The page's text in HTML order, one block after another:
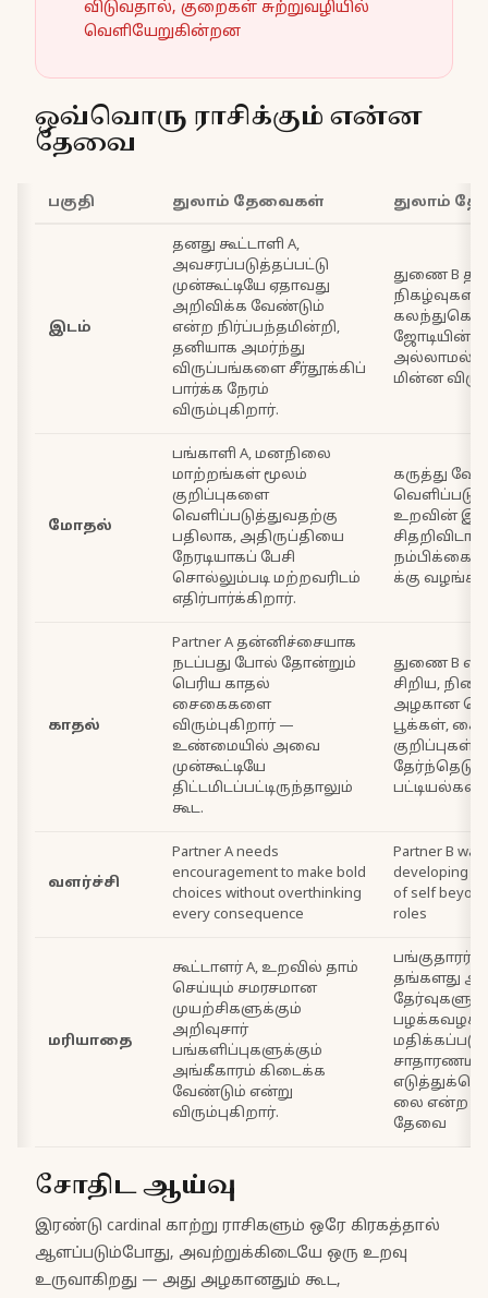
விடுவதால், குறைகள் சுற்றுவழியில்
வெளியேறுகின்றன
ஒவ்வொரு ராசிக்கும் என்ன
தேவை
பகுதி துலாம் தேவைகள் துலாம்
இடம்
தனது கூட்டாளி A,
அவசரப்படுத்தப்பட்டு
முன்கூட்டியே ஏதாவது
அறிவிக்க வேண்டும்
என்ற நிர்ப்பந்தமின்றி,
தனியாக அமர்ந்து
விருப்பங்களை சீர்தூக்கிப்
பார்க்க நேரம்
விரும்புகிறார்.
துணை B
ஜோடியின்
அல்லாமல்
மின்ன
மோதல்
பங்காளி A, மனநிலை
மாற்றங்கள் மூலம்
குறிப்புகளை
வெளிப்படுத்துவதற்கு
பதிலாக, அதிருப்தியை
நேரடியாகப் பேசி
சொல்லும்படி மற்றவரிடம்
எதிர்பார்க்கிறார்.
கருத்து
உறவின்
க்கு வழங்க
காதல்
Partner A தன்னிச்சையாக
நடப்பது போல் தோன்றும்
பெரிய காதல்
சைகைகளை
விரும்புகிறார் —
உண்மையில் அவை
முன்கூட்டியே
திட்டமிடப்பட்டிருந்தாலும்
கூட.
துணை B
சிறிய,
அழகான
பூக்கள்,
பட்டியல்கள்
வளர்ச்சி
Partner A needs
encouragement to make bold
choices without overthinking
every consequence
Partner B
developing a
of self
roles
மரியாதை
கூட்டாளர் A, உறவில் தாம்
செய்யும் சமரசமான
முயற்சிகளுக்கும்
அறிவுசார்
பங்களிப்புகளுக்கும்
அங்கீகாரம் கிடைக்க
வேண்டும் என்று
விரும்புகிறார்.
பங்குதாரர்
தங்களது
தேர்வுகளும்
லை என்ற
தேவை
சோதிட ஆய்வு
இரண்டு cardinal காற்று ராசிகளும் ஒரே கிரகத்தால்
ஆளப்படும்போது, அவற்றுக்கிடையே ஒரு உறவு
உருவாகிறது — அது அழகானதும் கூட,